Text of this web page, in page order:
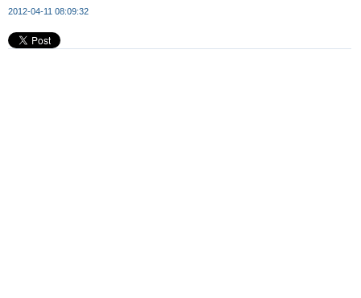
2012-04-11 08:09:32